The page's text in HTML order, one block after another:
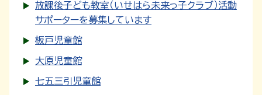
放課後子ども教室（いせはら未来っ子クラブ）活動
サポーターを募集しています
板戸児童館
大原児童館
七五三引児童館